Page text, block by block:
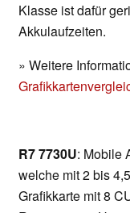
Klasse ist dafür
Akkulaufzeiten.
» Weitere
R7 7730U: Mobile
welche mit 2 bis
Grafikkarte mit 8